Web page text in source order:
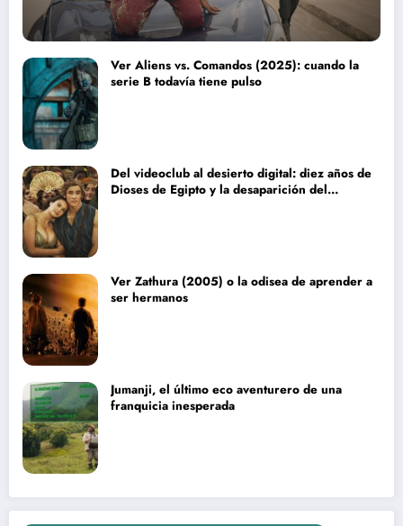
Ver Aliens vs. Comandos (2025): cuando la
serie B todavía tiene pulso
Del videoclub al desierto digital: diez años de
Dioses de Egipto y la desaparición del
Ver Zathura (2005) o la odisea de aprender a
ser hermanos
Jumanji, el último eco aventurero de una
franquicia inesperada